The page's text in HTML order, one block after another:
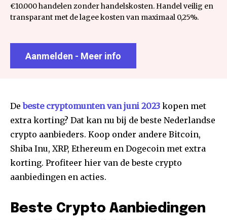
€10.000 handelen zonder handelskosten. Handel veilig en
transparant met de lagee kosten van maximaal 0,25%.
Aanmelden - Meer info
Debeste cryptomunten van juni 2023 kopen met
extra korting? Dat kan nu bij de beste Nederlandse
crypto aanbieders. Koop onder andere Bitcoin,
Shiba Inu, XRP, Ethereum en Dogecoin met extra
korting. Profiteer hier van de beste crypto
aanbiedingen en acties.
Beste Crypto Aanbiedingen